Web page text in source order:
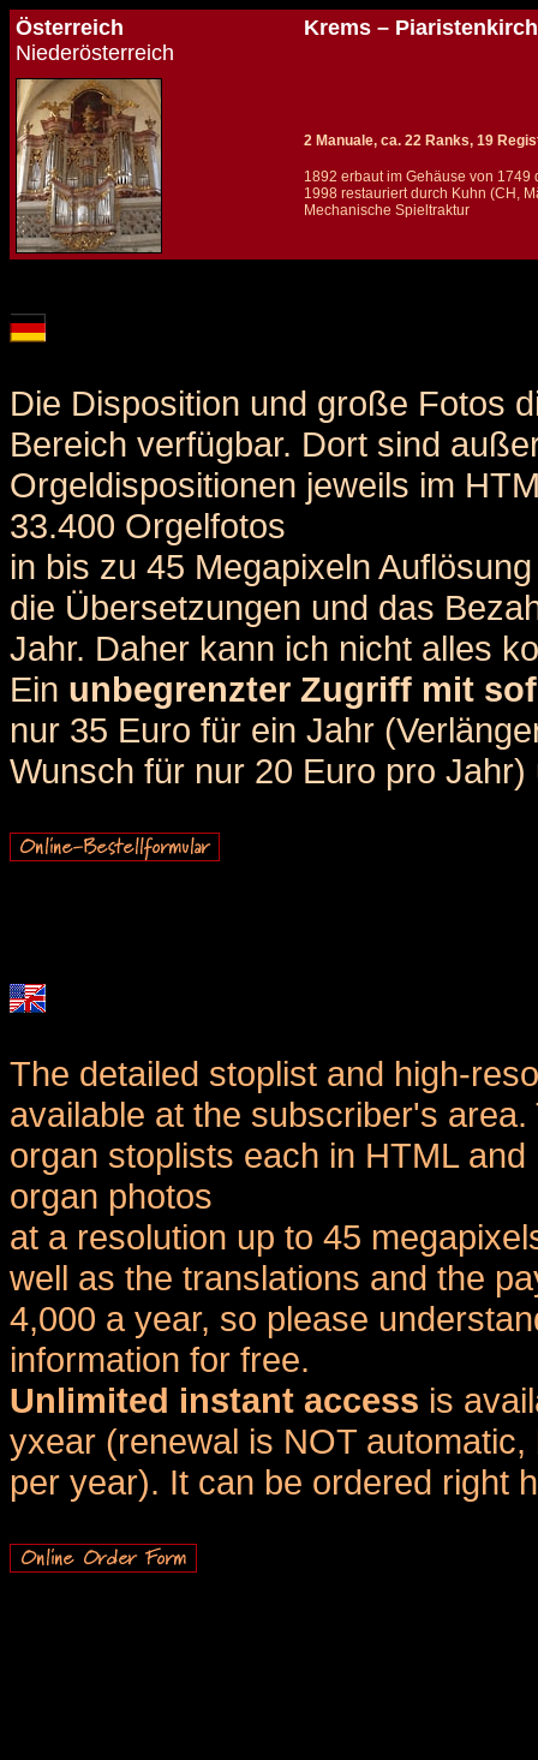
Österreich
Niederösterreich
Krems –
2 Manuale, ca. 22 Ranks, 19
1892 erbaut im Gehäuse von 1749
1998 restauriert durch Kuhn (CH,
Mechanische Spieltraktur
Die Disposition und große Fotos
Bereich verfügbar. Dort sind
Orgeldispositionen jeweils im
33.400 Orgelfotos
in bis zu 45 Megapixeln
die Übersetzungen und das
Jahr. Daher kann ich nicht alles
Ein unbegrenzter Zugriff mit
nur 35 Euro für ein Jahr
Wunsch für nur 20 Euro pro
The detailed stoplist and high-
available at the subscriber's
organ stoplists each in HTML
organ photos
at a resolution up to 45
well as the translations and the
4,000 a year, so please
information for free.
Unlimited instant access is
yxear (renewal is NOT
per year). It can be ordered right